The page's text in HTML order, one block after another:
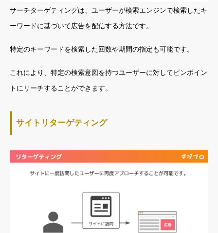
サーチターゲティングは、ユーザーが検索エンジンで検索したキ
ーワードに基づいて広告を配信する方法です。
特定のキーワードを検索した回数や期間の指定も可能です。
これにより、特定の検索意図を持つユーザーに対してピンポイン
トにリーチすることができます。
サイトリターゲティング